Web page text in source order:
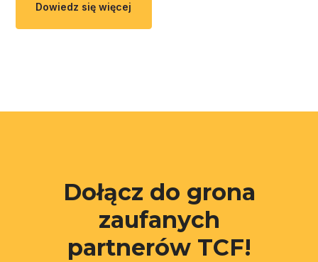
Dowiedz się więcej
Dołącz do grona
zaufanych
partnerów TCF!